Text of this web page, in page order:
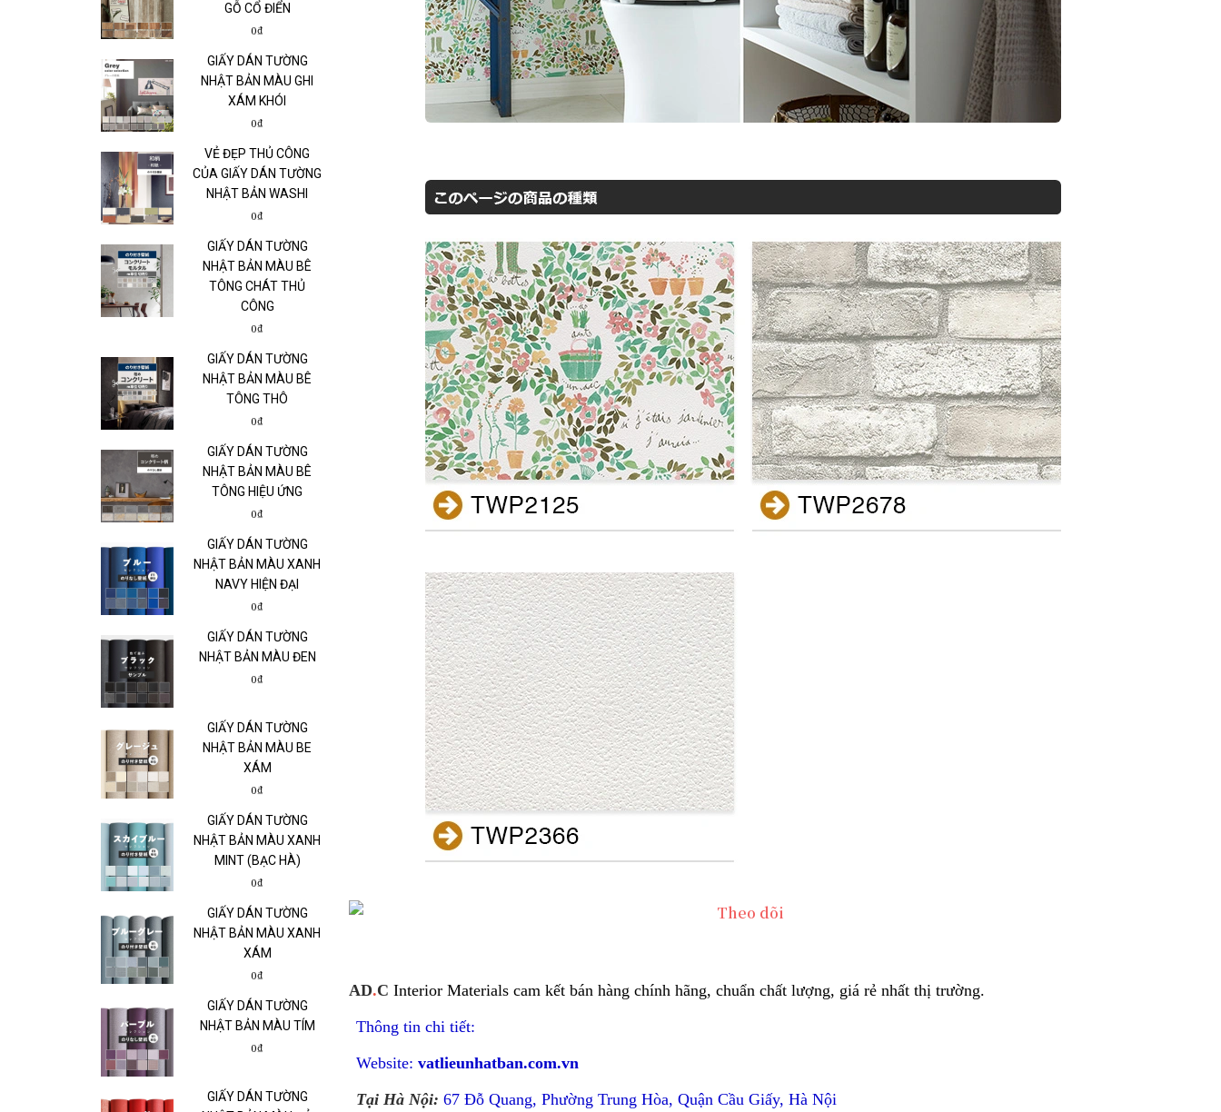
AD.C Interior Materials cam kết bán hàng chính hãng, chuẩn chất lượng, giá rẻ nhất thị trường.
Thông tin chi tiết:
Website: vatlieunhatban.com.vn
Tại Hà Nội: 67 Đỗ Quang, Phường Trung Hòa, Quận Cầu Giấy, Hà Nội
GỖ CỔ ĐIỂN
0₫
GIẤY DÁN TƯỜNG
NHẬT BẢN MÀU GHI
XÁM KHÓI
0₫
VẺ ĐẸP THỦ CÔNG
CỦA GIẤY DÁN TƯỜNG
NHẬT BẢN WASHI
0₫
GIẤY DÁN TƯỜNG
NHẬT BẢN MÀU BÊ
TÔNG CHÁT THỦ
CÔNG
0₫
GIẤY DÁN TƯỜNG
NHẬT BẢN MÀU BÊ
TÔNG THÔ
0₫
GIẤY DÁN TƯỜNG
NHẬT BẢN MÀU BÊ
TÔNG HIỆU ỨNG
0₫
GIẤY DÁN TƯỜNG
NHẬT BẢN MÀU XANH
NAVY HIỆN ĐẠI
0₫
GIẤY DÁN TƯỜNG
NHẬT BẢN MÀU ĐEN
0₫
GIẤY DÁN TƯỜNG
NHẬT BẢN MÀU BE
XÁM
0₫
GIẤY DÁN TƯỜNG
NHẬT BẢN MÀU XANH
MINT (BẠC HÀ)
0₫
GIẤY DÁN TƯỜNG
NHẬT BẢN MÀU XANH
XÁM
0₫
GIẤY DÁN TƯỜNG
NHẬT BẢN MÀU TÍM
0₫
GIẤY DÁN TƯỜNG